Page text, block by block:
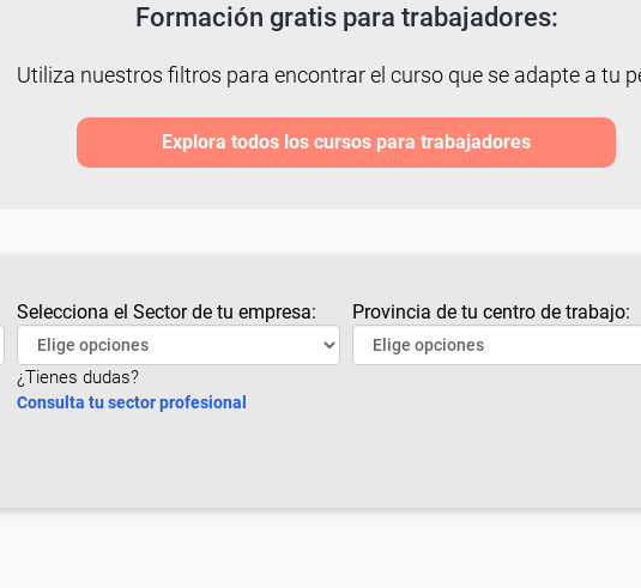
Formación gratis para trabajadores:
Utiliza nuestros filtros para encontrar el curso que se adapte a tu
Explora todos los cursos para trabajadores
Selecciona el Sector de tu empresa:
¿Tienes dudas?
Consulta tu sector profesional
Provincia de tu centro de trabajo: